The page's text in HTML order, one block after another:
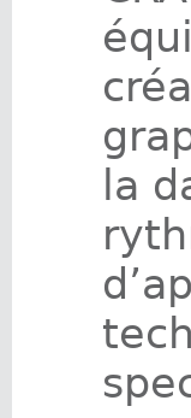
la